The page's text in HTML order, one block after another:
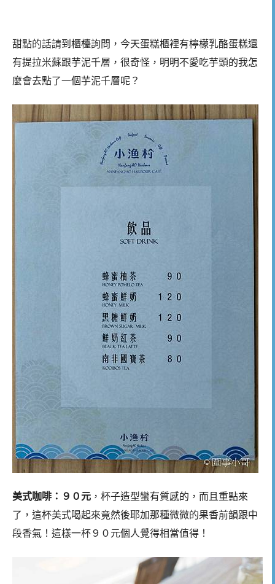
甜點的話請到櫃檯詢問，今天蛋糕櫃裡有檸檬乳酪蛋糕還
有提拉米蘇跟芋泥千層，很奇怪，明明不愛吃芋頭的我怎
麼會去點了一個芋泥千層呢？
美式咖啡：９０元 ，杯子造型蠻有質感的，而且重點來
了，這杯美式喝起來竟然後耶加那種微微的果香前韻跟中
段香氣！這樣一杯９０元個人覺得相當值得！